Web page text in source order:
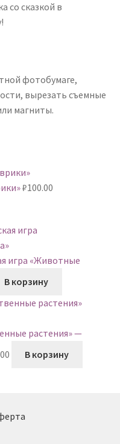
со сказкой в
фотобумаге,
вырезать съемные
магниты.
₽100.00
игра «Животные
В корзину
растения» —
В корзину